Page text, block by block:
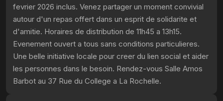
fevrier 2026 inclus. Venez partager un moment convivial
autour d'un repas offert dans un esprit de solidarite et
d'amitie. Horaires de distribution de 11h45 a 13h15.
Evenement ouvert a tous sans conditions particulieres.
Une belle initiative locale pour creer du lien social et aider
les personnes dans le besoin. Rendez-vous Salle Amos
Barbot au 37 Rue du College a La Rochelle.